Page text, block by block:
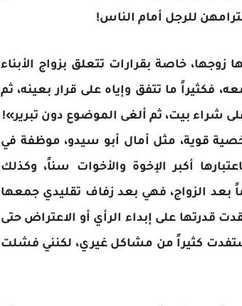
للرجل أمام الناس!
خاصة بقرارات تتعلق بزواج الأبناء
فكثيراً ما تتفق وإياه على قرار بعينه، ثم
شراء بيت، ثم ألغى الموضوع دون تبرير»!
قوية، مثل أمال أبو سيدو، موظفة في
أكبر الإخوة والأخوات سناً، وكذلك
بعد الزواج، فهي بعد زفاف تقليدي جمعها
قدرتها على إبداء الرأي أو الاعتراض حتى
كثيراً من مشاكل غيري، لكنني فشلت